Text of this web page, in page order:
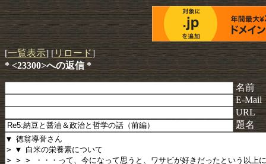
[一覧表示] [リロード]
* <23300>への返信 *
名前
E-Mail
URL
題名